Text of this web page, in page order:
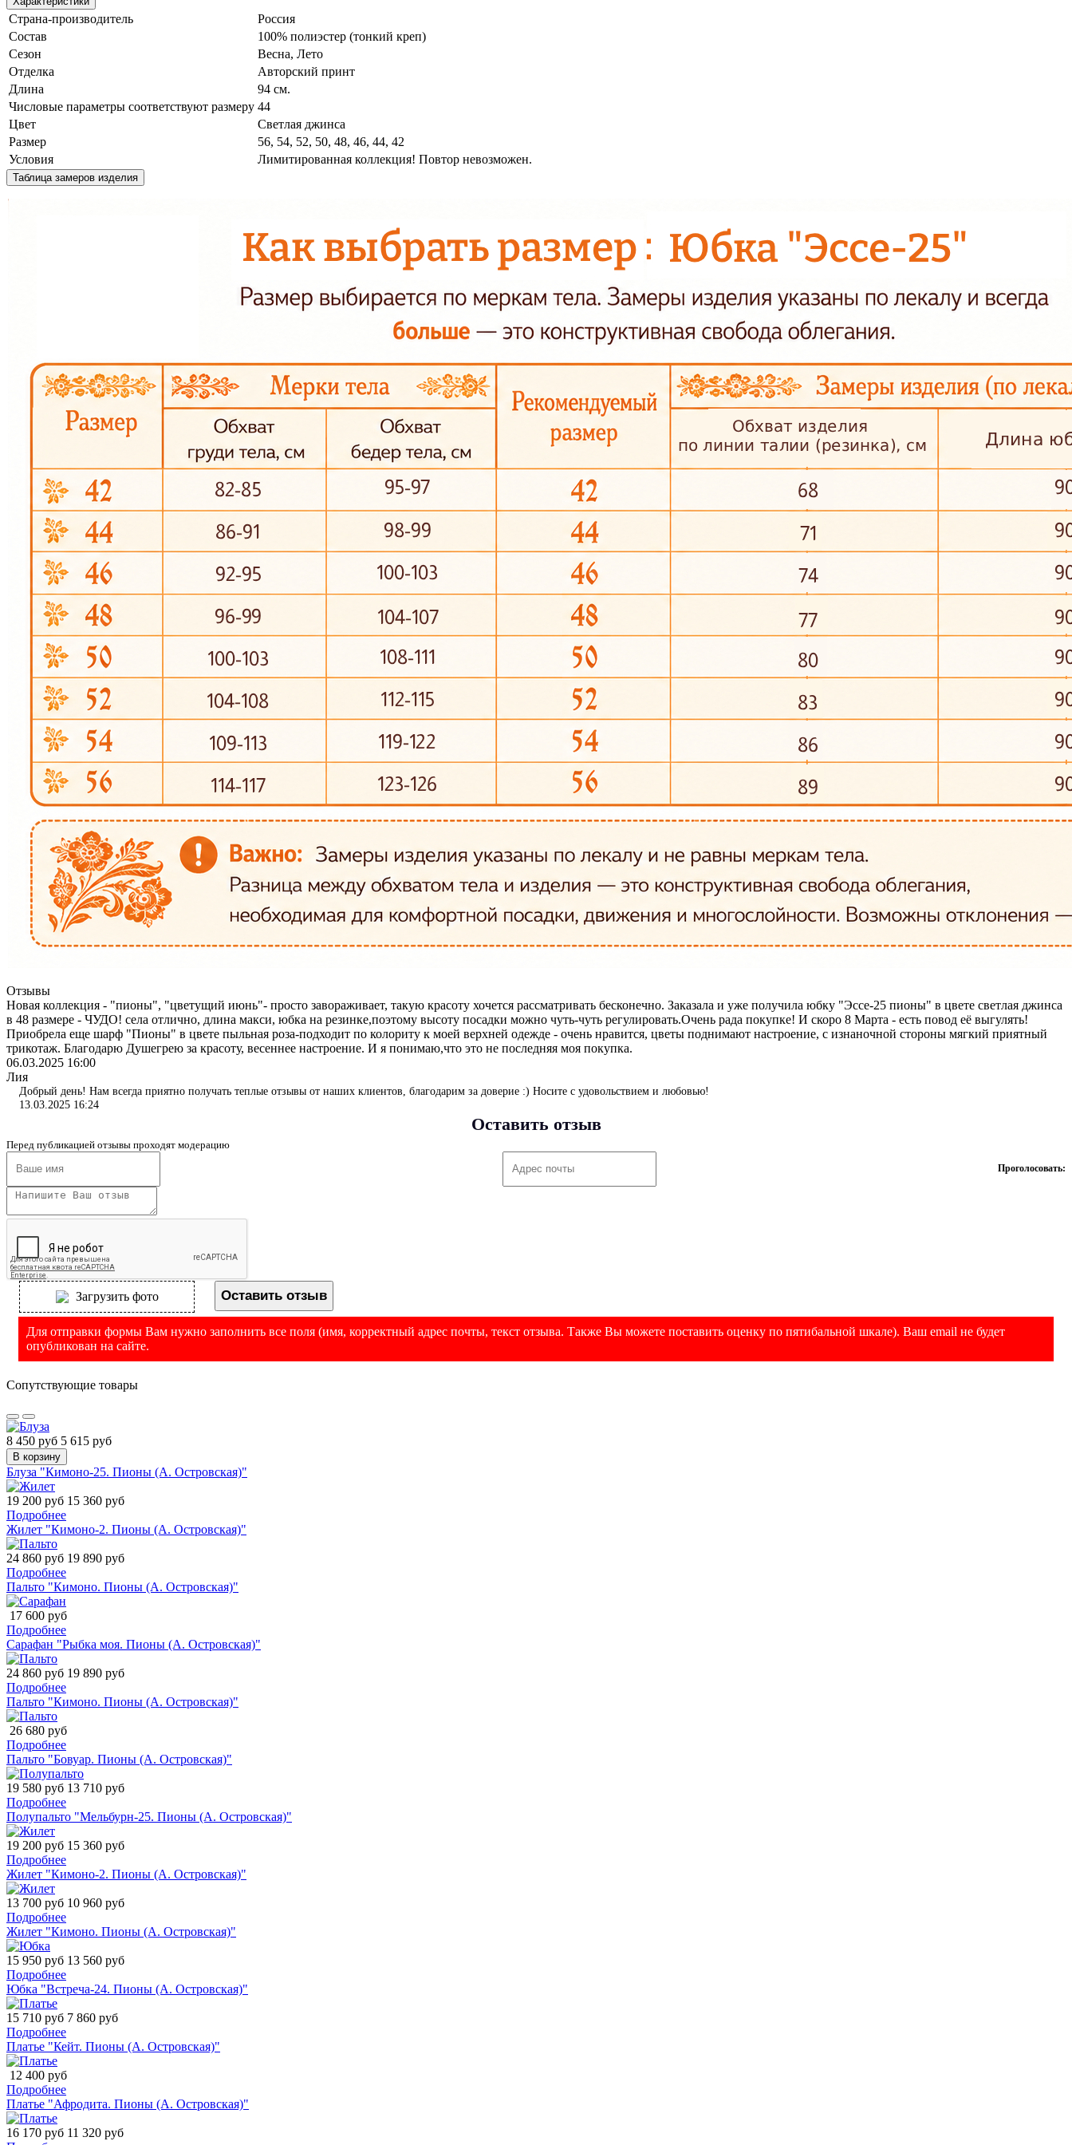
Страна-производитель
Россия
Состав
100% полиэстер (тонкий креп)
Сезон
Весна, Лето
Отделка
Авторский принт
Длина
94 см.
Числовые параметры соответствуют размеру 44
Цвет
Светлая джинса
Размер
56, 54, 52, 50, 48, 46, 44, 42
Условия
Лимитированная коллекция! Повтор невозможен.
Таблица замеров изделия
Отзывы
Новая коллекция - "пионы", "цветущий июнь"- просто завораживает, такую красоту хочется рассматривать бесконечно. Заказала и уже получила юбку "Эссе-25 пионы" в цвете светлая джинса
в 48 размере - ЧУДО! села отлично, длина макси, юбка на резинке,поэтому высоту посадки можно чуть-чуть регулировать.Очень рада покупке! И скоро 8 Марта - есть повод её выгулять!
Приобрела еще шарф "Пионы" в цвете пыльная роза-подходит по колориту к моей верхней одежде - очень нравится, цветы поднимают настроение, с изнаночной стороны мягкий приятный
трикотаж. Благодарю Душегрею за красоту, весеннее настроение. И я понимаю,что это не последняя моя покупка.
06.03.2025 16:00
Лия
Добрый день! Нам всегда приятно получать теплые отзывы от наших клиентов, благодарим за доверие :) Носите с удовольствием и любовью!
13.03.2025 16:24
Оставить отзыв
Перед публикацией отзывы проходят модерацию
Проголосовать:
Загрузить фото Оставить отзыв
Для отправки формы Вам нужно заполнить все поля (имя, корректный адрес почты, текст отзыва. Также Вы можете поставить оценку по пятибальной шкале). Ваш email не будет
опубликован на сайте.
Сопутствующие товары
8 450 руб 5 615 руб
В корзину
Блуза "Кимоно-25. Пионы (А. Островская)"
19 200 руб 15 360 руб
Подробнее
Жилет "Кимоно-2. Пионы (А. Островская)"
24 860 руб 19 890 руб
Подробнее
Пальто "Кимоно. Пионы (А. Островская)"
17 600 руб
Подробнее
Сарафан "Рыбка моя. Пионы (А. Островская)"
24 860 руб 19 890 руб
Подробнее
Пальто "Кимоно. Пионы (А. Островская)"
26 680 руб
Подробнее
Пальто "Бовуар. Пионы (А. Островская)"
19 580 руб 13 710 руб
Подробнее
Полупальто "Мельбурн-25. Пионы (А. Островская)"
19 200 руб 15 360 руб
Подробнее
Жилет "Кимоно-2. Пионы (А. Островская)"
13 700 руб 10 960 руб
Подробнее
Жилет "Кимоно. Пионы (А. Островская)"
15 950 руб 13 560 руб
Подробнее
Юбка "Встреча-24. Пионы (А. Островская)"
15 710 руб 7 860 руб
Подробнее
Платье "Кейт. Пионы (А. Островская)"
12 400 руб
Подробнее
Платье "Афродита. Пионы (А. Островская)"
16 170 руб 11 320 руб